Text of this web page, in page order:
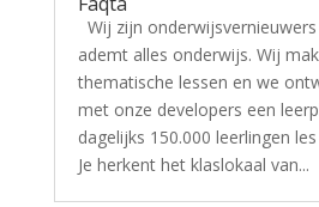
Wij zijn
ademt alles onderwijs. Wij
thematische lessen en we
met onze developers een
dagelijks 150.000 leerlingen
Je herkent het klaslokaal van...